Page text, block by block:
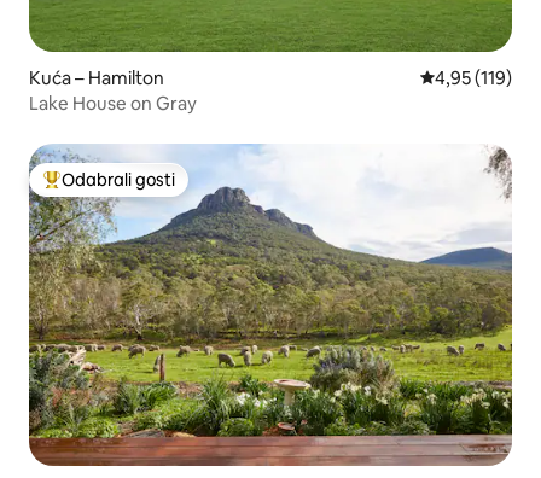
Kuća – Hamilton Prosječna
4,95 (119)
Lake House on Gray
Među najviše rangiranima s oznakom „Odabrali gosti”
Odabrali gosti